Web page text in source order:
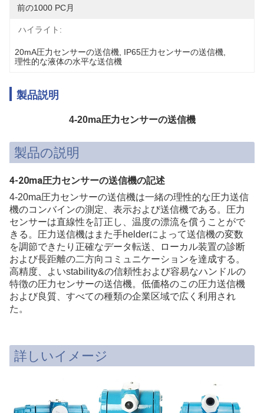
前の1000 PC月
ハイライト:
20mA圧力センサーの送信機 IP65圧力センサーの送信機
理性的な液体の水平な送信機
製品説明
4-20ma圧力センサーの送信機
製品の説明
4-20ma圧力センサーの送信機の記述
4-20ma圧力センサーの送信機は一緒の理性的な圧力送信
機のコンバインの測定、表示および送信機である。圧力
センサーは直線性を訂正し、温度の漂流を償うことがで
きる。圧力送信機はまた手helderによって送信機の変数
を調節できたり正確なデータ転送、ローカル装置の診断
および長距離の二方向コミュニケーションを達成する。
高精度、よいstability&の信頼性および容易なハンドルの
特徴の圧力センサーの送信機。低価格のこの圧力送信機
および良質、すべての種類の企業区域で広く利用され
た。
詳しいイメージ